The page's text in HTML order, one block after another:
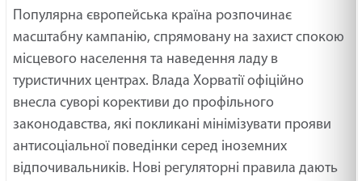
Популярна європейська країна розпочинає
масштабну кампанію, спрямовану на захист спокою
місцевого населення та наведення ладу в
туристичних центрах. Влада Хорватії офіційно
внесла суворі корективи до профільного
законодавства, які покликані мінімізувати прояви
антисоціальної поведінки серед іноземних
відпочивальників. Нові регуляторні правила дають